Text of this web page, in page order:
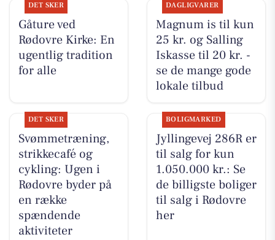
DET SKER
Gåture ved
Rødovre Kirke: En
ugentlig tradition
for alle
DAGLIGVARER
Magnum is til kun
25 kr. og Salling
Iskasse til 20 kr. -
se de mange gode
lokale tilbud
DET SKER
Svømmetræning,
strikkecafé og
cykling: Ugen i
Rødovre byder på
en række
spændende
aktiviteter
BOLIGMARKED
Jyllingevej 286R er
til salg for kun
1.050.000 kr.: Se
de billigste boliger
til salg i Rødovre
her